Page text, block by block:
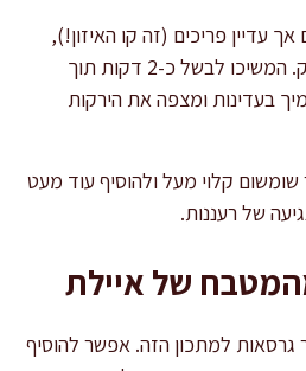
עדיין פריכים (זה קו האיזון!),
שפכו את הרוטב אל הווק. המשיכו לבשל כ-2 דקות תוך
בעדינות ומצפה את הירקות
שומשום קלוי מעל ולהוסיף עוד מעט
של רעננות.
של איילת
גרסאות למתכון הזה. אפשר להוסיף